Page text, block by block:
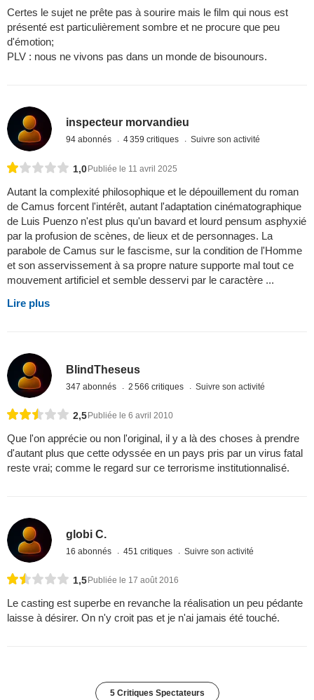
Certes le sujet ne prête pas à sourire mais le film qui nous est
présenté est particulièrement sombre et ne procure que peu
d'émotion;
PLV : nous ne vivons pas dans un monde de bisounours.
inspecteur morvandieu
94 abonnés 4 359 critiques Suivre son activité
1,0Publiée le 11 avril 2025
Autant la complexité philosophique et le dépouillement du roman
de Camus forcent l'intérêt, autant l'adaptation cinématographique
de Luis Puenzo n'est plus qu'un bavard et lourd pensum asphyxié
par la profusion de scènes, de lieux et de personnages. La
parabole de Camus sur le fascisme, sur la condition de l'Homme
et son asservissement à sa propre nature supporte mal tout ce
mouvement artificiel et semble desservi par le caractère ...
Lire plus
BlindTheseus
347 abonnés 2 566 critiques Suivre son activité
2,5 Publiée le 6 avril 2010
Que l'on apprécie ou non l'original, il y a là des choses à prendre
d'autant plus que cette odyssée en un pays pris par un virus fatal
reste vrai; comme le regard sur ce terrorisme institutionnalisé.
globi C.
16 abonnés 451 critiques Suivre son activité
1,5 Publiée le 17 août 2016
Le casting est superbe en revanche la réalisation un peu pédante
laisse à désirer. On n'y croit pas et je n'ai jamais été touché.
5 Critiques Spectateurs